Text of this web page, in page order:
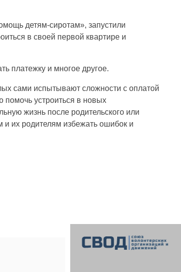
детям-сиротам», запустили
в своей первой квартире и
платежку и многое другое.
сами испытывают сложности с оплатой
помочь устроиться в новых
жизнь после родительского или
их родителям избежать ошибок и